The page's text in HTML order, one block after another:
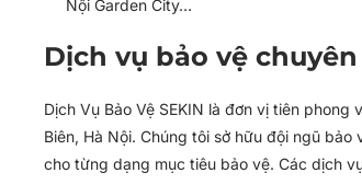
Nội Garden City…
Dịch vụ bảo vệ
Dịch Vụ Bảo Vệ SEKIN là đơn vị tiên
Biên, Hà Nội. Chúng tôi sở hữu đội ngũ
cho từng dạng mục tiêu bảo vệ. Các dịch